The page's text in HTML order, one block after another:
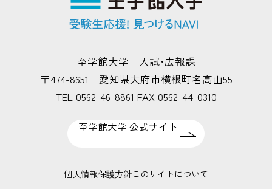
至学館大学 公式サイト
至学館大学 入試･広報課
〒474-8651 愛知県大府市横根町名高山55
TEL 0562-46-8861 FAX 0562-44-0310
個人情報保護方針このサイトについて